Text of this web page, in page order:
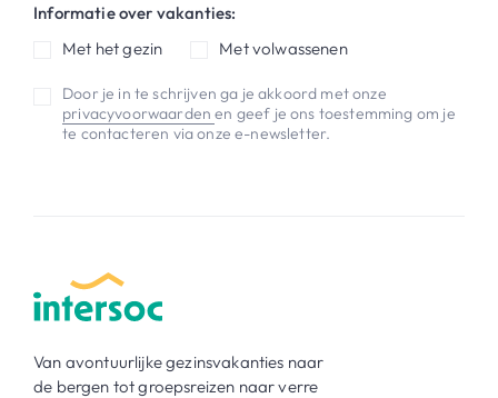
Informatie over vakanties:
Met het gezin
Met volwassenen
Door je in te schrijven ga je akkoord met onze
privacyvoorwaardenen geef je ons toestemming om je
te contacteren via onze e-newsletter.
Van avontuurlijke gezinsvakanties naar
de bergen tot groepsreizen naar verre